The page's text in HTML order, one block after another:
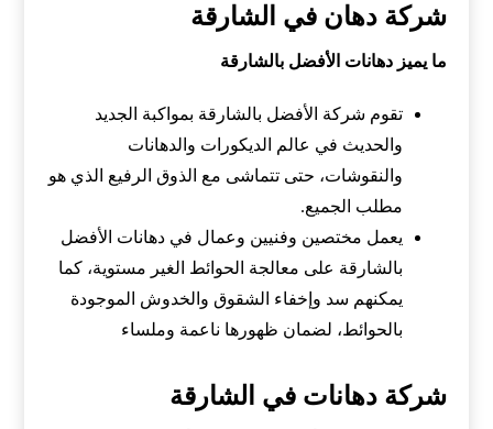
شركة دهان في الشارقة
ما يميز دهانات الأفضل بالشارقة
تقوم شركة الأفضل بالشارقة بمواكبة الجديد
والحديث في عالم الديكورات والدهانات
والنقوشات، حتى تتماشى مع الذوق الرفيع الذي هو
مطلب الجميع.
يعمل مختصين وفنيين وعمال في دهانات الأفضل
بالشارقة على معالجة الحوائط الغير مستوية، كما
يمكنهم سد وإخفاء الشقوق والخدوش الموجودة
بالحوائط، لضمان ظهورها ناعمة وملساء
شركة دهانات في الشارقة